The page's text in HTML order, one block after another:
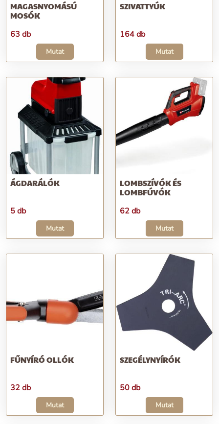
MAGASNYOMÁSÚ
MOSÓK
63 db
Mutat
SZIVATTYÚK
164 db
Mutat
ÁGDARÁLÓK
5 db
Mutat
LOMBSZÍVÓK ÉS
LOMBFÚVÓK
62 db
Mutat
FŰNYÍRÓ OLLÓK
32 db
Mutat
SZEGÉLYNYÍRÓK
50 db
Mutat